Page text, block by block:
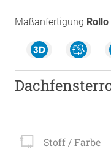
Maßanfertigung Rollo
Stoff / Farbe